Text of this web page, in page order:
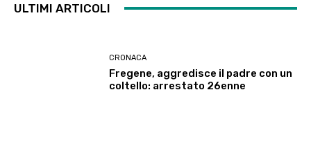
ULTIMI ARTICOLI
CRONACA
Fregene, aggredisce il padre con un
coltello: arrestato 26enne